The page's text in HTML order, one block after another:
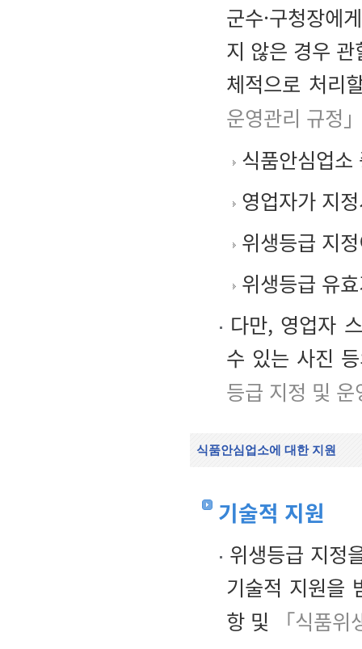
군수·구청장에
지 않은 경우 관
체적으로 처리
운영관리 규정
식품안심업
영업자가 지
위생등급 지
위생등급 유
다만, 영업자
수 있는 사진
등급 지정 및
식품안심업소에 대한 지원
기술적 지원
위생등급 지정
기술적 지원을
항 및
「식품